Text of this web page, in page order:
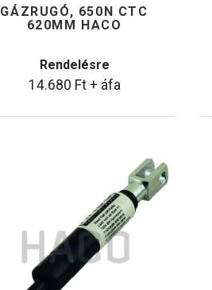
GÁZRUGÓ, 650N CTC
620MM HACO
Rendelésre
14.680 Ft+ áfa